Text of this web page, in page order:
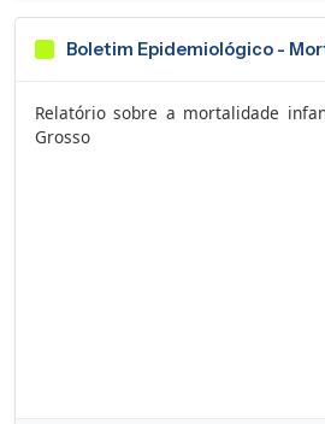
Boletim Epidemiológico -
Relatório sobre a mortalidade
Grosso